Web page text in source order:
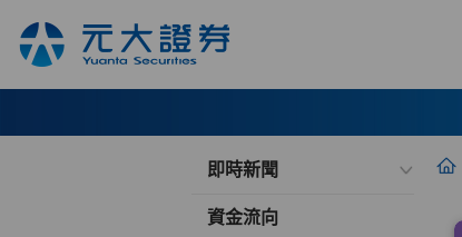
即時新聞
資金流向